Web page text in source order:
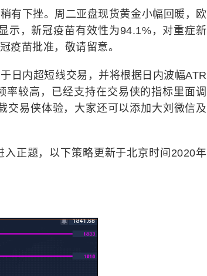
有下挫。周二亚盘现货黄金小幅回暖，欧
示，新冠疫苗有效性为94.1%，对重症新
疫苗批准，敬请留意。
日内超短线交易，并将根据日内波幅ATR
较高，已经支持在交易侠的指标里面调
交易侠体验，大家还可以添加大刘微信及
正题，以下策略更新于北京时间2020年